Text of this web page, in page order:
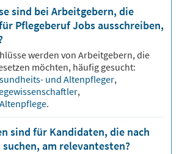
sind bei Arbeitgebern, die
Pflegeberuf Jobs ausschreiben,
werden von Arbeitgebern, die
möchten, häufig gesucht:
und Altenpfleger,
,
.
sind für Kandidaten, die nach
am relevantesten?